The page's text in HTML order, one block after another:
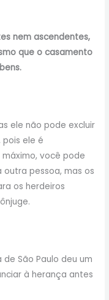
nem ascendentes,
que o casamento
ele não pode excluir
ele é
você pode
outra pessoa, mas os
os herdeiros
São Paulo deu um
à herança antes